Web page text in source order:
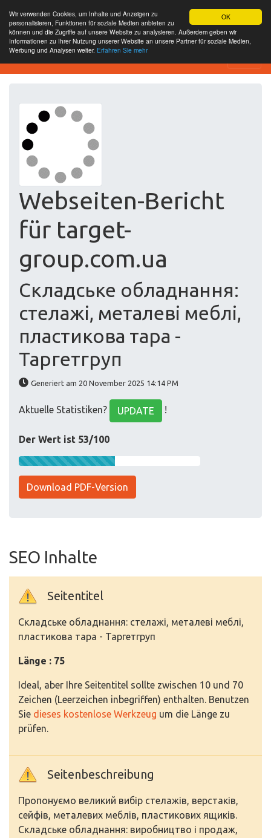
OK
Wir verwenden Cookies, um Inhalte und Anzeigen zu
personalisieren, Funktionen für soziale Medien anbieten zu
können und die Zugriffe auf unsere Website zu analysieren. Außerdem geben wir
Informationen zu Ihrer Nutzung unserer Website an unsere Partner für soziale Medien,
Werbung und Analysen weiter. Erfahren Sie mehr
Free SEO Testing Tool
Webseiten-Bericht
für target-
group.com.ua
Складське обладнання:
стелажі, металеві меблі,
пластикова тара -
Таргетгруп
Generiert am 20 November 2025 14:14 PM
Aktuelle Statistiken? UPDATE !
Der Wert ist 53/100
Download PDF-Version
SEO Inhalte
Seitentitel
Складське обладнання: стелажі, металеві меблі,
пластикова тара - Таргетгруп
Länge : 75
Ideal, aber Ihre Seitentitel sollte zwischen 10 und 70
Zeichen (Leerzeichen inbegriffen) enthalten. Benutzen
Sie dieses kostenlose Werkzeug um die Länge zu
prüfen.
Seitenbeschreibung
Пропонуємо великий вибір стелажів, верстаків,
сейфів, металевих меблів, пластикових ящиків.
Складське обладнання: виробництво і продаж,